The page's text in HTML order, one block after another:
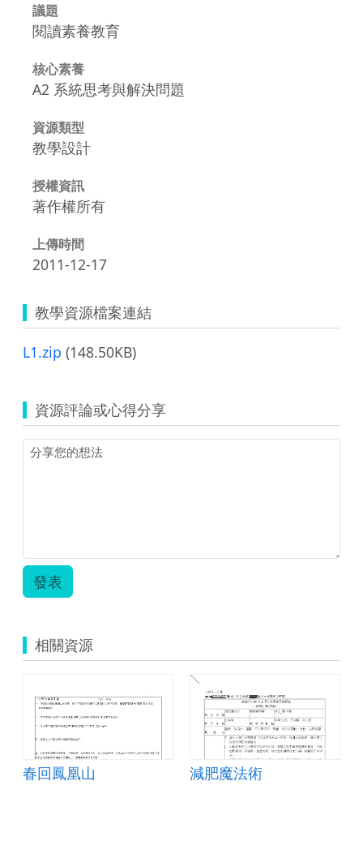
議題
閱讀素養教育
核心素養
A2 系統思考與解決問題
資源類型
教學設計
授權資訊
著作權所有
上傳時間
2011-12-17
教學資源檔案連結
L1.zip (148.50KB)
資源評論或心得分享
發表
相關資源
春回鳳凰山
減肥魔法術